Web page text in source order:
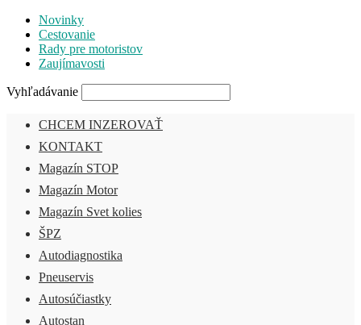
Novinky
Cestovanie
Rady pre motoristov
Zaujímavosti
Vyhľadávanie
CHCEM INZEROVAŤ
KONTAKT
Magazín STOP
Magazín Motor
Magazín Svet kolies
ŠPZ
Autodiagnostika
Pneuservis
Autosúčiastky
Autostan